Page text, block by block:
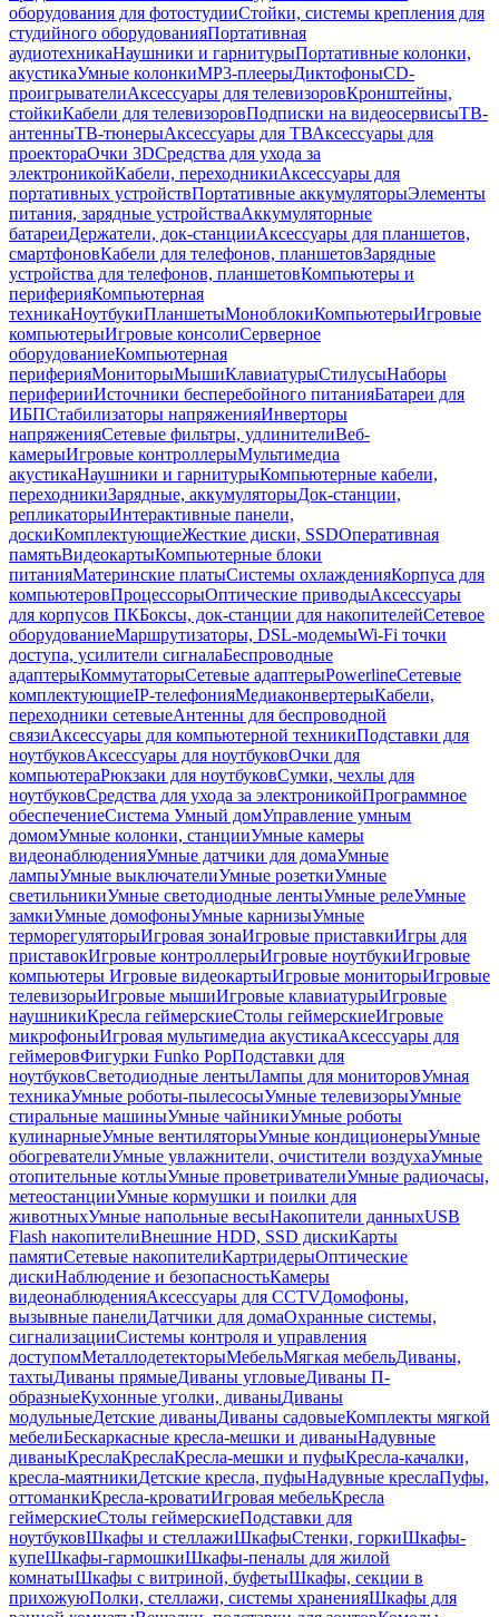
оборудования для фотостудииСтойки, системы крепления для
студийного оборудованияПортативная
аудиотехникаНаушники и гарнитурыПортативные колонки,
акустикаУмные колонкиMP3-плеерыДиктофоныCD-
проигрывателиАксессуары для телевизоровКронштейны,
стойкиКабели для телевизоровПодписки на видеосервисыТВ-
антенныТВ-тюнерыАксессуары для ТВАксессуары для
проектораОчки 3DСредства для ухода за
электроникойКабели, переходникиАксессуары для
портативных устройствПортативные аккумуляторыЭлементы
питания, зарядные устройстваАккумуляторные
батареиДержатели, док-станцииАксессуары для планшетов,
смартфоновКабели для телефонов, планшетовЗарядные
устройства для телефонов, планшетовКомпьютеры и
периферияКомпьютерная
техникаНоутбукиПланшетыМоноблокиКомпьютерыИгровые
компьютерыИгровые консолиСерверное
оборудованиеКомпьютерная
периферияМониторыМышиКлавиатурыСтилусыНаборы
периферииИсточники бесперебойного питанияБатареи для
ИБПСтабилизаторы напряженияИнверторы
напряженияСетевые фильтры, удлинителиВеб-
камерыИгровые контроллерыМультимедиа
акустикаНаушники и гарнитурыКомпьютерные кабели,
переходникиЗарядные, аккумуляторыДок-станции,
репликаторыИнтерактивные панели,
доскиКомплектующиеЖесткие диски, SSDОперативная
памятьВидеокартыКомпьютерные блоки
питанияМатеринские платыСистемы охлажденияКорпуса для
компьютеровПроцессорыОптические приводыАксессуары
для корпусов ПКБоксы, док-станции для накопителейСетевое
оборудованиеМаршрутизаторы, DSL-модемыWi-Fi точки
доступа, усилители сигналаБеспроводные
адаптерыКоммутаторыСетевые адаптерыPowerlineСетевые
комплектующиеIP-телефонияМедиаконвертерыКабели,
переходники сетевыеАнтенны для беспроводной
связиАксессуары для компьютерной техникиПодставки для
ноутбуковАксессуары для ноутбуковОчки для
компьютераРюкзаки для ноутбуковСумки, чехлы для
ноутбуковСредства для ухода за электроникойПрограммное
обеспечениеСистема Умный домУправление умным
домомУмные колонки, станцииУмные камеры
видеонаблюденияУмные датчики для домаУмные
лампыУмные выключателиУмные розеткиУмные
светильникиУмные светодиодные лентыУмные релеУмные
замкиУмные домофоныУмные карнизыУмные
терморегуляторыИгровая зонаИгровые приставкиИгры для
приставокИгровые контроллерыИгровые ноутбукиИгровые
компьютеры Игровые видеокартыИгровые мониторыИгровые
телевизорыИгровые мышиИгровые клавиатурыИгровые
наушникиКресла геймерскиеСтолы геймерскиеИгровые
микрофоныИгровая мультимедиа акустикаАксессуары для
геймеровФигурки Funko PopПодставки для
ноутбуковСветодиодные лентыЛампы для мониторовУмная
техникаУмные роботы-пылесосыУмные телевизорыУмные
стиральные машиныУмные чайникиУмные роботы
кулинарныеУмные вентиляторыУмные кондиционерыУмные
обогревателиУмные увлажнители, очистители воздухаУмные
отопительные котлыУмные проветривателиУмные радиочасы,
метеостанцииУмные кормушки и поилки для
животныхУмные напольные весыНакопители данныхUSB
Flash накопителиВнешние HDD, SSD дискиКарты
памятиСетевые накопителиКартридерыОптические
дискиНаблюдение и безопасностьКамеры
видеонаблюденияАксессуары для CCTVДомофоны,
вызывные панелиДатчики для домаОхранные системы,
сигнализацииСистемы контроля и управления
доступомМеталлодетекторыМебельМягкая мебельДиваны,
тахтыДиваны прямыеДиваны угловыеДиваны П-
образныеКухонные уголки, диваныДиваны
модульныеДетские диваныДиваны садовыеКомплекты мягкой
мебелиБескаркасные кресла-мешки и диваныНадувные
диваныКреслаКреслаКресла-мешки и пуфыКресла-качалки,
кресла-маятникиДетские кресла, пуфыНадувные креслаПуфы,
оттоманкиКресла-кроватиИгровая мебельКресла
геймерскиеСтолы геймерскиеПодставки для
ноутбуковШкафы и стеллажиШкафыСтенки, горкиШкафы-
купеШкафы-гармошкиШкафы-пеналы для жилой
комнатыШкафы с витриной, буфетыШкафы, секции в
прихожуюПолки, стеллажи, системы храненияШкафы для